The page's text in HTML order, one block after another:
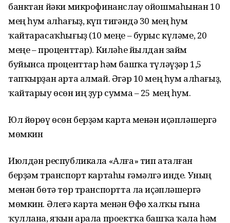
банктан йәки микрофинанслау ойошмаһынан 10
мең һум алһағыҙ, күп тигәндә 30 мең һум
ҡайтарасаҡһығыҙ (10 меңе – бурыс күләме, 20
меңе – проценттар). Киләһе йылдан займ
буйынса проценттар һәм башҡа түләүҙәр 1,5
тапҡырҙан арта алмай. Әгәр 10 мең һум алһағыҙ,
ҡайтарыу өсөн иң ҙур сумма – 25 мең һум.
Юл йөрөү өсөн берҙәм карта менән иҫәпләшергә
мөмкин
Июлдән республикала «Алға» тип аталған
берҙәм транспорт картаһы ғәмәлгә инде. Уның
менән бөтә төр транспортта ла иҫәпләшергә
мөмкин. Әлегә карта менән Өфө халҡы ғына
ҡуллана, яҡын арала проектҡа башҡа ҡала һәм